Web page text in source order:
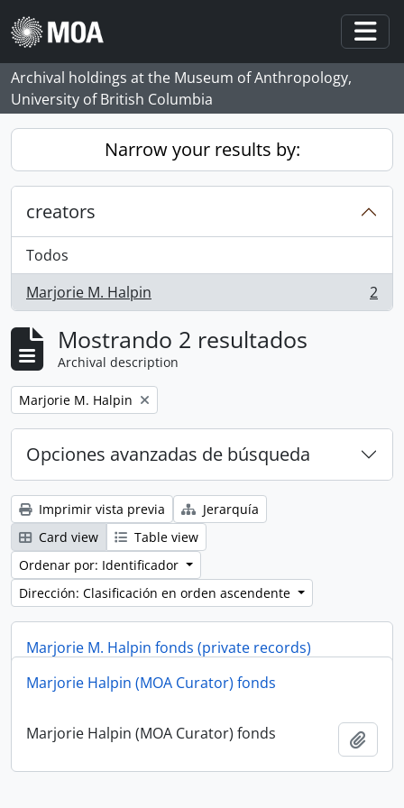
Skip to main content
Archival holdings at the Museum of Anthropology,
University of British Columbia
Narrow your results by:
creators
Todos
Marjorie M. Halpin
, 2 resultados 2
Mostrando 2 resultados
Archival description
Remove filter:
Marjorie M. Halpin
Opciones avanzadas de búsqueda
Imprimir vista previa
Jerarquía
Card view
Table view
Ordenar por: Identificador
Dirección: Clasificación en orden ascendente
Marjorie M. Halpin fonds (private records)
Marjorie M. Halpin fonds (private records)
Marjorie Halpin (MOA Curator) fonds
Marjorie Halpin (MOA Curator) fonds